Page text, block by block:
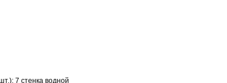
7 стенка водной